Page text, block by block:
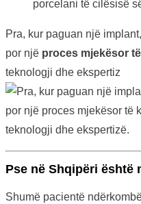
porcelani të cilësisë
Pra, kur paguan një
por një proces mjekësor
teknologji dhe ekspertiz
Pse në Shqipëri është
Shumë pacientë